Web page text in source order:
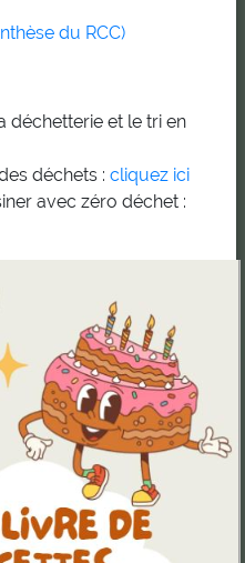
du RCC)
déchetterie et le tri en
déchets : cliquez ici
avec zéro déchet :